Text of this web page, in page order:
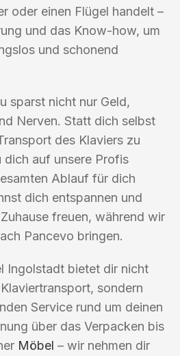
oder einen Flügel handelt –
und das Know-how, um
und schonend
sparst nicht nur Geld,
Nerven. Statt dich selbst
des Klaviers zu
dich auf unsere Profis
Ablauf für dich
dich entspannen und
freuen, während wir
Pancevo bringen.
Ingolstadt bietet dir nicht
sondern
Service rund um deinen
über das Verpacken bis
Möbel – wir nehmen dir